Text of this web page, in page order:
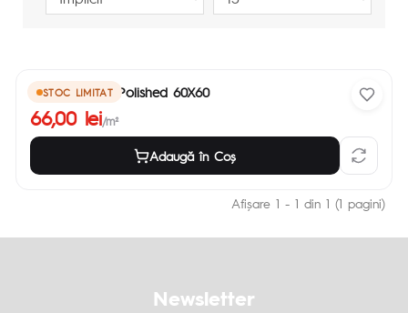
STOC LIMITAT
Halcon Onyx Polished 60X60
66,00 lei/m²
Adaugă în Coş
Afişare 1 - 1 din 1 (1 pagini)
Newsletter